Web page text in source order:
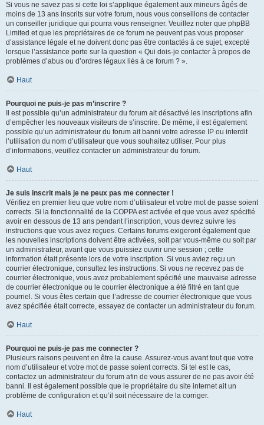
Si vous ne savez pas si cette loi s’applique également aux mineurs âgés de
moins de 13 ans inscrits sur votre forum, nous vous conseillons de contacter
un conseiller juridique qui pourra vous renseigner. Veuillez noter que phpBB
Limited et que les propriétaires de ce forum ne peuvent pas vous proposer
d’assistance légale et ne doivent donc pas être contactés à ce sujet, excepté
lorsque l’assistance porte sur la question « Qui dois-je contacter à propos de
problèmes d’abus ou d’ordres légaux liés à ce forum ? ».
Haut
Pourquoi ne puis-je pas m’inscrire ?
Il est possible qu’un administrateur du forum ait désactivé les inscriptions afin
d’empêcher les nouveaux visiteurs de s’inscrire. De même, il est également
possible qu’un administrateur du forum ait banni votre adresse IP ou interdit
l’utilisation du nom d’utilisateur que vous souhaitez utiliser. Pour plus
d’informations, veuillez contacter un administrateur du forum.
Haut
Je suis inscrit mais je ne peux pas me connecter !
Vérifiez en premier lieu que votre nom d’utilisateur et votre mot de passe soient
corrects. Si la fonctionnalité de la COPPA est activée et que vous avez spécifié
avoir en dessous de 13 ans pendant l’inscription, vous devrez suivre les
instructions que vous avez reçues. Certains forums exigeront également que
les nouvelles inscriptions doivent être activées, soit par vous-même ou soit par
un administrateur, avant que vous puissiez ouvrir une session ; cette
information était présente lors de votre inscription. Si vous aviez reçu un
courrier électronique, consultez les instructions. Si vous ne recevez pas de
courrier électronique, vous avez probablement spécifié une mauvaise adresse
de courrier électronique ou le courrier électronique a été filtré en tant que
pourriel. Si vous êtes certain que l’adresse de courrier électronique que vous
avez spécifiée était correcte, essayez de contacter un administrateur du forum.
Haut
Pourquoi ne puis-je pas me connecter ?
Plusieurs raisons peuvent en être la cause. Assurez-vous avant tout que votre
nom d’utilisateur et votre mot de passe soient corrects. Si tel est le cas,
contactez un administrateur du forum afin de vous assurer de ne pas avoir été
banni. Il est également possible que le propriétaire du site internet ait un
problème de configuration et qu’il soit nécessaire de la corriger.
Haut